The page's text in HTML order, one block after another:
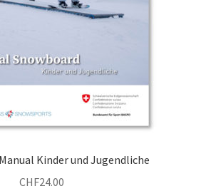
Kinder und Jugendliche
CHF24.00